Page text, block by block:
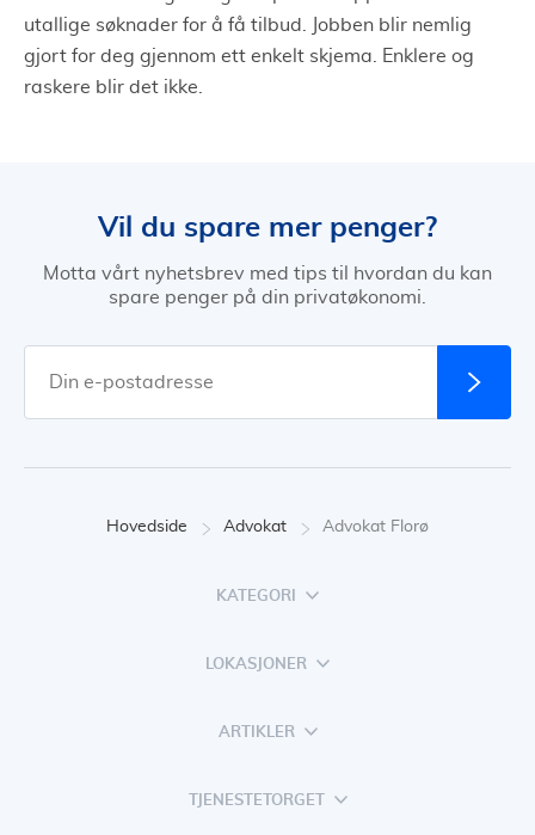
utallige søknader for å få tilbud. Jobben blir nemlig
gjort for deg gjennom ett enkelt skjema. Enklere og
raskere blir det ikke.
Vil du spare mer penger?
Motta vårt nyhetsbrev med tips til hvordan du kan
spare penger på din privatøkonomi.
Hovedside Advokat Advokat Florø
KATEGORI
LOKASJONER
ARTIKLER
TJENESTETORGET